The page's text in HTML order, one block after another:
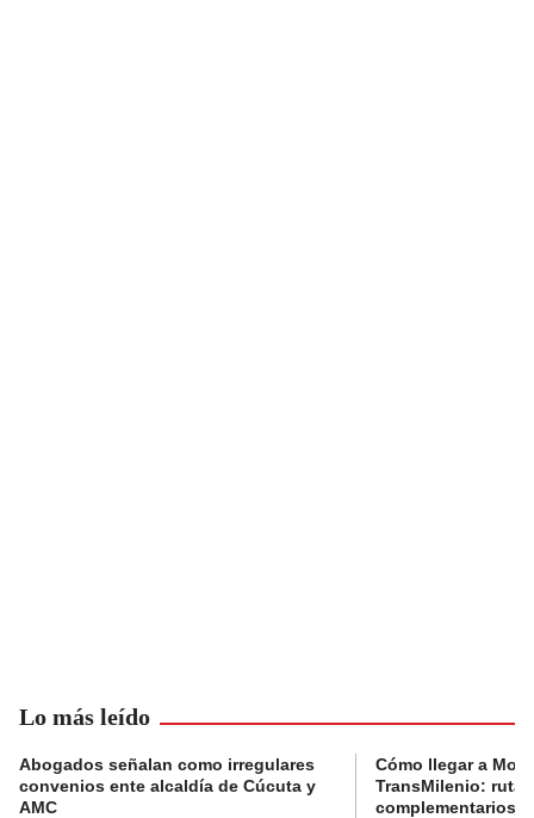
Lo más leído
Abogados señalan como irregulares
convenios ente alcaldía de Cúcuta y
AMC
Cómo llegar a
TransMilenio:
complementarios